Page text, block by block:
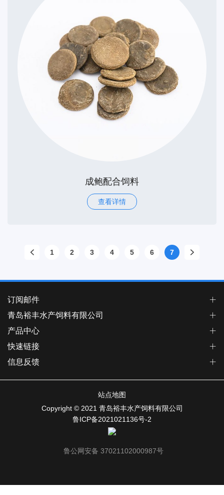
成鲍配合饲料
查看详情
1 2 3 4 5 6 7
订阅邮件
青岛裕丰水产饲料有限公司
产品中心
快速链接
信息反馈
站点地图
Copyright © 2021 青岛裕丰水产饲料有限公司
鲁ICP备2021021136号-2
鲁公网安备 37021102000987号